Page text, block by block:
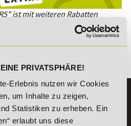
PRIVATSPHÄRE!
Erlebnis nutzen wir Cookies
um Inhalte zu zeigen,
Statistiken zu erheben. Ein
erlaubt uns diese
ist mit weiteren Rabatten
diesem Anfangsbuchstaben.